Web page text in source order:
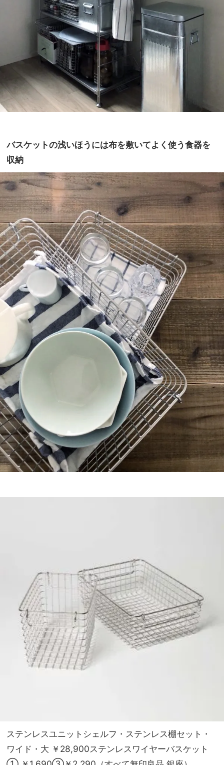
バスケットの浅いほうには布を敷いてよく使う食器を
収納
ステンレスユニットシェルフ・ステンレス棚セット・
ワイド・大 ￥28,900ステンレスワイヤーバスケット